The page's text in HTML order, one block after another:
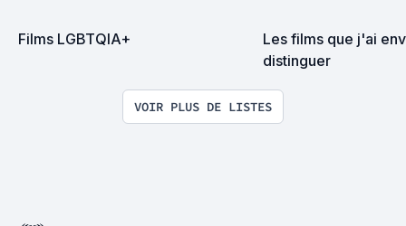
Films LGBTQIA+
Les films que j'ai
distinguer
VOIR PLUS DE LISTES